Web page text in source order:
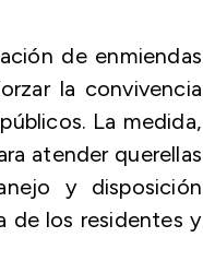
de enmiendas
la convivencia
La medida,
atender querellas
y disposición
de los residentes y